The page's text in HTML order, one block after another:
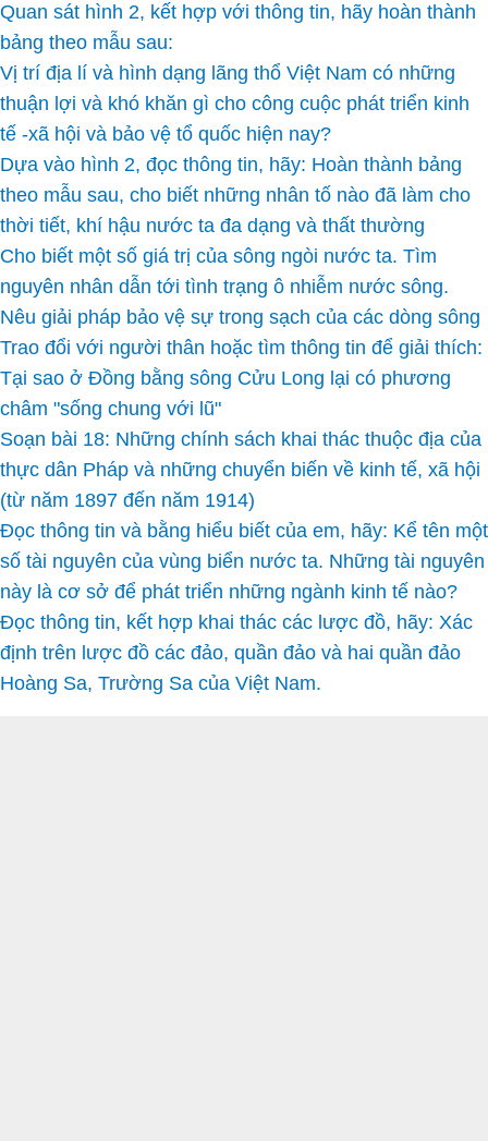
Quan sát hình 2, kết hợp với thông tin, hãy hoàn thành
bảng theo mẫu sau:
Vị trí địa lí và hình dạng lãng thổ Việt Nam có những
thuận lợi và khó khăn gì cho công cuộc phát triển kinh
tế -xã hội và bảo vệ tổ quốc hiện nay?
Dựa vào hình 2, đọc thông tin, hãy: Hoàn thành bảng
theo mẫu sau, cho biết những nhân tố nào đã làm cho
thời tiết, khí hậu nước ta đa dạng và thất thường
Cho biết một số giá trị của sông ngòi nước ta. Tìm
nguyên nhân dẫn tới tình trạng ô nhiễm nước sông.
Nêu giải pháp bảo vệ sự trong sạch của các dòng sông
Trao đổi với người thân hoặc tìm thông tin để giải thích:
Tại sao ở Đồng bằng sông Cửu Long lại có phương
châm "sống chung với lũ"
Soạn bài 18: Những chính sách khai thác thuộc địa của
thực dân Pháp và những chuyển biến về kinh tế, xã hội
(từ năm 1897 đến năm 1914)
Đọc thông tin và bằng hiểu biết của em, hãy: Kể tên một
số tài nguyên của vùng biển nước ta. Những tài nguyên
này là cơ sở để phát triển những ngành kinh tế nào?
Đọc thông tin, kết hợp khai thác các lược đồ, hãy: Xác
định trên lược đồ các đảo, quần đảo và hai quần đảo
Hoàng Sa, Trường Sa của Việt Nam.